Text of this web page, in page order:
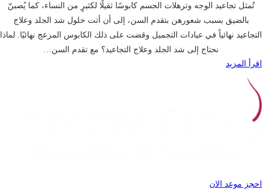
تُمثل تجاعيد الوجه وترهلات الجسم كابوسًا ثقيلًا لكثيرٍ من النساء، كما يُصبنّ
بالضيق بسبب شعورهن بتقدم السن، إلى أن أتت حلول شد الجلد وعلاج
التجاعيد نهائياً في عيادات التجميل وقضت على ذلك الكابوس المزعج نهائيًا. لماذا
نحتاج إلى شد الجلد وعلاج التجاعيد؟ مع تقدم السن…
اقرأ المزيد
احجز موعد الان